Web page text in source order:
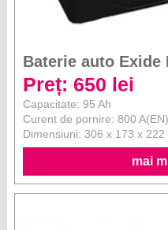
Baterie auto Exide
Preț: 650 lei
Capacitate: 95 Ah
Curent de pornire: 800 A(EN)
Dimensiuni: 306 x 173 x 222
mai